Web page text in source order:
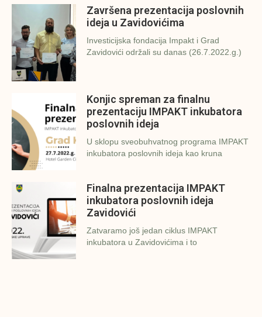
Završena prezentacija poslovnih
ideja u Zavidovićima
Investicijska fondacija Impakt i Grad
Zavidovići održali su danas (26.7.2022.g.)
Konjic spreman za finalnu
prezentaciju IMPAKT inkubatora
poslovnih ideja
U sklopu sveobuhvatnog programa IMPAKT
inkubatora poslovnih ideja kao kruna
Finalna prezentacija IMPAKT
inkubatora poslovnih ideja
Zavidovići
Zatvaramo još jedan ciklus IMPAKT
inkubatora u Zavidovićima i to